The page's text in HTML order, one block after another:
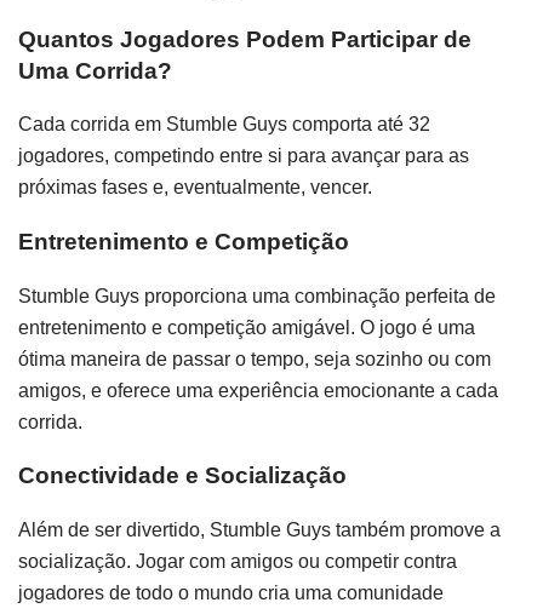
Quantos Jogadores Podem Participar de
Uma Corrida?
Cada corrida em Stumble Guys comporta até 32
jogadores, competindo entre si para avançar para as
próximas fases e, eventualmente, vencer.
Entretenimento e Competição
Stumble Guys proporciona uma combinação perfeita de
entretenimento e competição amigável. O jogo é uma
ótima maneira de passar o tempo, seja sozinho ou com
amigos, e oferece uma experiência emocionante a cada
corrida.
Conectividade e Socialização
Além de ser divertido, Stumble Guys também promove a
socialização. Jogar com amigos ou competir contra
jogadores de todo o mundo cria uma comunidade